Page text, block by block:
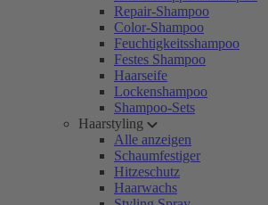
Repair-Shampoo
Color-Shampoo
Feuchtigkeitsshampoo
Festes Shampoo
Haarseife
Lockenshampoo
Shampoo-Sets
Haarstyling
Alle anzeigen
Schaumfestiger
Hitzeschutz
Haarwachs